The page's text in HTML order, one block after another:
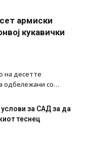
армиски
кукавички
на десетте
одбележани со…
за САД за да
теснец